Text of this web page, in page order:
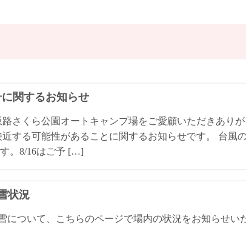
関するお知らせ
さくら公園オートキャンプ場をご愛顧いただきあり
近する可能性があることに関するお知らせです。 台風
す。8/16はご予 […]
状況
について、こちらのページで場内の状況をお知らせい